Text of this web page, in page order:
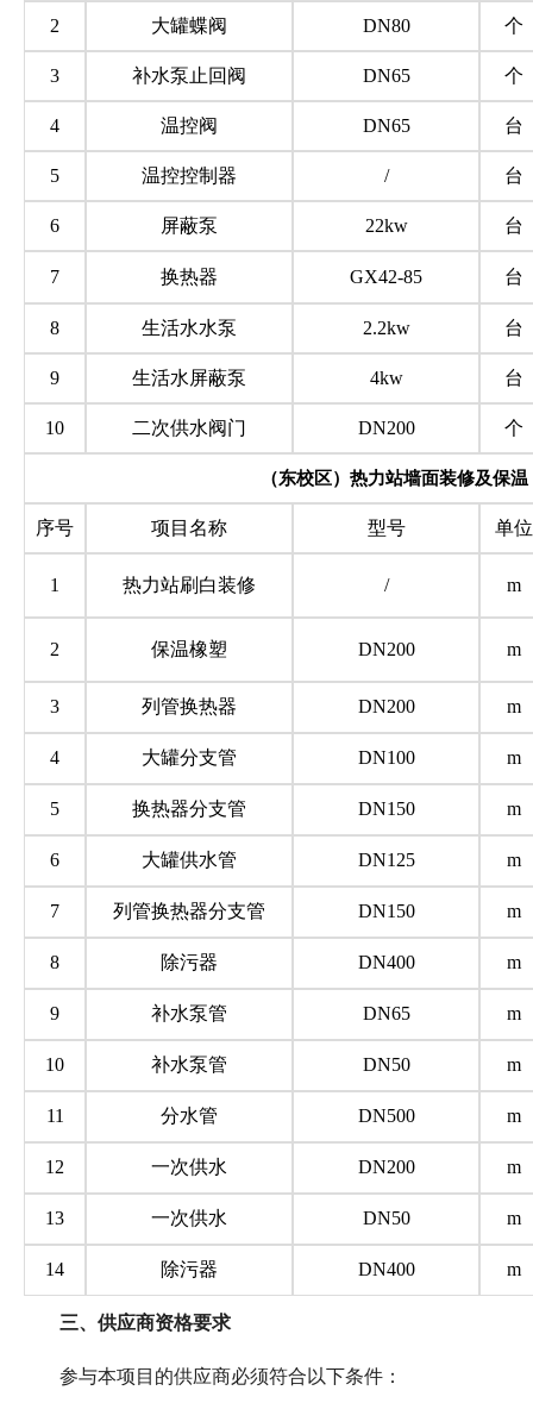
2 大罐蝶阀 DN80 个
3 补水泵止回阀 DN65 个
4 温控阀 DN65 台
5 温控控制器 / 台
6 屏蔽泵 22kw 台
7 换热器 GX42-85 台
8 生活水水泵 2.2kw 台
9 生活水屏蔽泵 4kw 台
10 二次供水阀门 DN200 个
（东校区）热力站墙面装修及保温
序号 项目名称 型号 单位
1 热力站刷白装修 / m
2 保温橡塑 DN200 m
3 列管换热器 DN200 m
4 大罐分支管 DN100 m
5 换热器分支管 DN150 m
6 大罐供水管 DN125 m
7 列管换热器分支管 DN150 m
8 除污器 DN400 m
9 补水泵管 DN65 m
10 补水泵管 DN50 m
11 分水管 DN500 m
12 一次供水 DN200 m
13 一次供水 DN50 m
14 除污器 DN400 m
三、 供应商资格要求
参与本项目的供应商必须符合以下条件：